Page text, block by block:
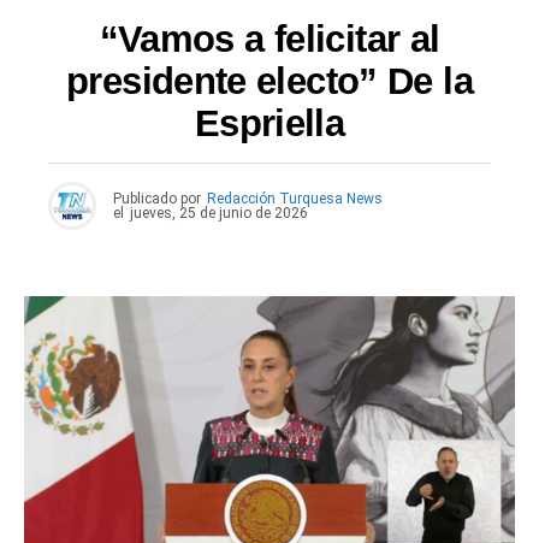
“Vamos a felicitar al
presidente electo” De la
Espriella
Publicado por Redacción Turquesa News
el
jueves, 25 de junio de 2026